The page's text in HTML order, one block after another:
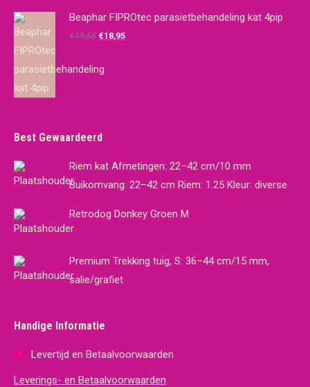
was:
€14,95.
is:
€10,00.
Beaphar FIPROtec parasietbehandeling kat 4pip
€19,65 Oorspronkelijke
was:
€18,95Huidige
Best Gewaardeerd
Riem kat Afmetingen: 22–42 cm/10 mm
Buikomvang: 22–42 cm Riem: 1.25 Kleur: diverse
Retrodog Donkey Groen M
Premium Trekking tuig, S: 36–44 cm/15 mm,
salie/grafiet
Handige Informatie
Levertijd en Betaalvoorwaarden
Leverings- en Betaalvoorwaarden